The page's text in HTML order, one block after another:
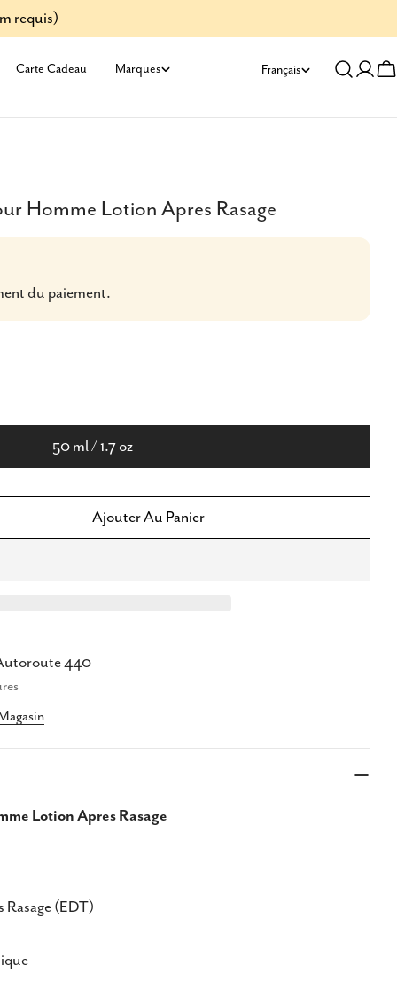
requis)
Carte Cadeau Marques
L
a
u
Français
Se
Homme Lotion Apres Rasage
du paiement.
50 ml / 1.7 oz
Pour Azzaro Silver Black Pour Homme Lotion
Quantité Pour Azzaro Silver Black Pour
Ajouter Au Panier
440
Lotion Apres Rasage
(EDT)
ce produit